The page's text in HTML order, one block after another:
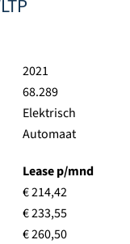
2021
68.289
Elektrisch
Automaat
Lease p/mnd
€ 214,42
€ 233,55
€ 260,50